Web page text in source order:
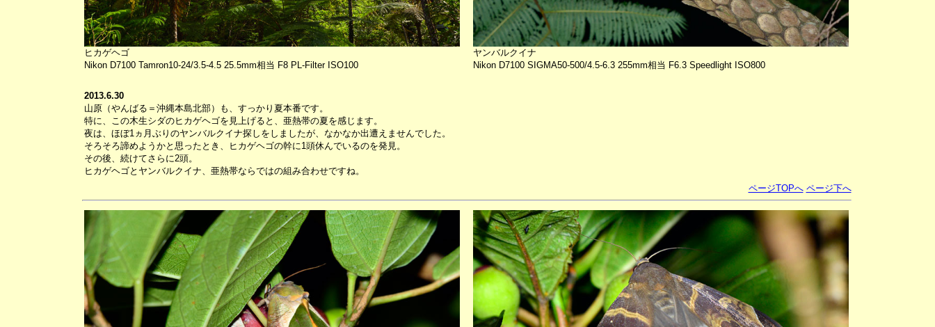
ヒカゲヘゴ
Nikon D7100 Tamron10-24/3.5-4.5 25.5mm相当 F8 PL-Filter ISO100
ヤンバルクイナ
Nikon D7100 SIGMA50-500/4.5-6.3 255mm相当 F6.3 Speedlight ISO800
2013.6.30
山原（やんばる＝沖縄本島北部）も、すっかり夏本番です。
特に、この木生シダのヒカゲヘゴを見上げると、亜熱帯の夏を感じます。
夜は、ほぼ1ヵ月ぶりのヤンバルクイナ探しをしましたが、なかなか出遭えませんでした。
そろそろ諦めようかと思ったとき、ヒカゲヘゴの幹に1頭休んでいるのを発見。
その後、続けてさらに2頭。
ヒカゲヘゴとヤンバルクイナ、亜熱帯ならではの組み合わせですね。
ページTOPへ ページ下へ